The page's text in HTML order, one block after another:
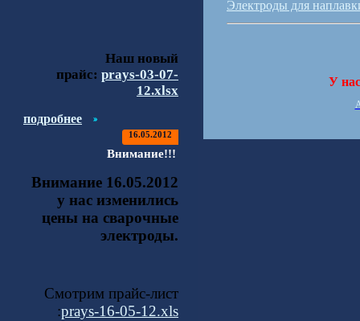
Наш новый
прайс: prays-03-07-
12.xlsx
подробнее
16.05.2012
Внимание!!!
Внимание 16.05.2012
у нас изменились
цены на сварочные
электроды.
Смотрим прайс-лист
:prays-16-05-12.xls
Электроды для
У